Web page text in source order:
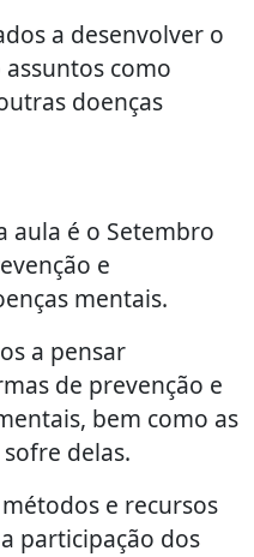
a desenvolver o
como
doenças
aula é o Setembro
e
mentais.
a pensar
de prevenção e
bem como as
delas.
e recursos
participação dos